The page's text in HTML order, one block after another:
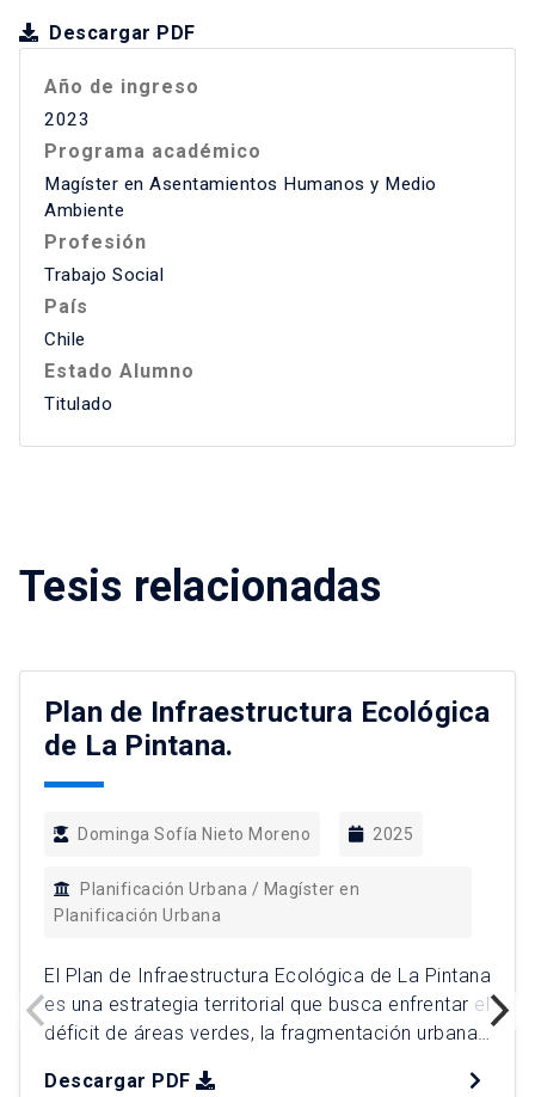
Descargar PDF
Año de ingreso
2023
Programa académico
Magíster en Asentamientos Humanos y Medio
Ambiente
Profesión
Trabajo Social
País
Chile
Estado Alumno
Titulado
Tesis relacionadas
Plan de Infraestructura Ecológica
de La Pintana.
Dominga Sofía Nieto Moreno 2025
Planificación Urbana / Magíster en
Planificación Urbana
El Plan de Infraestructura Ecológica de La Pintana
es una estrategia territorial que busca enfrentar el
déficit de áreas verdes, la fragmentación urbana
han afectado a la comuna. A través de un
Descargar PDF